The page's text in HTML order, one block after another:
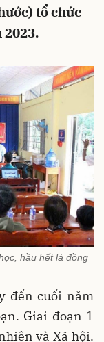
tổ chức
2023.
hầu hết là đồng
đến cuối năm
Giai đoạn 1
và Xã hội.